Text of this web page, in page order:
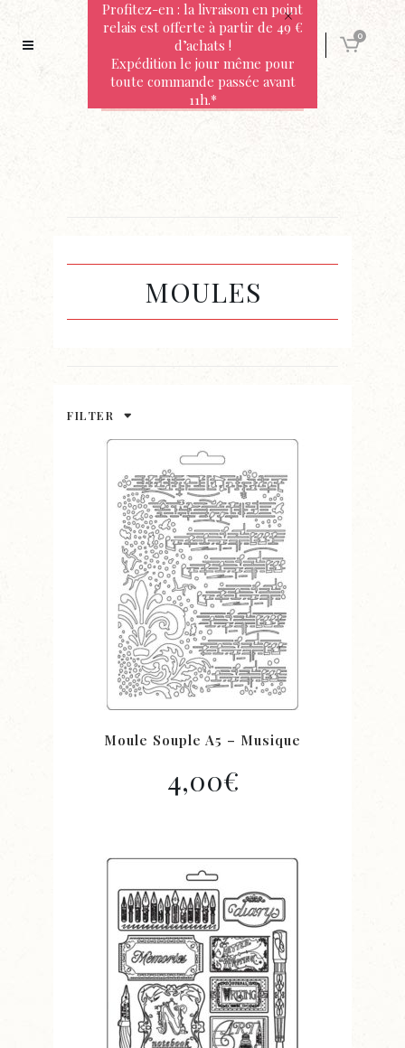
0
MOULES
FILTER
Moule Souple A5 – Musique
4,00€
Profitez-en : la livraison en point
relais est offerte à partir de 49 €
d’achats !
Expédition le jour même pour
toute commande passée avant
11h.*